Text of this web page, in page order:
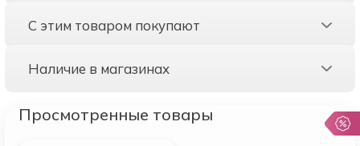
С этим товаром покупают
Наличие в магазинах
Просмотренные товары